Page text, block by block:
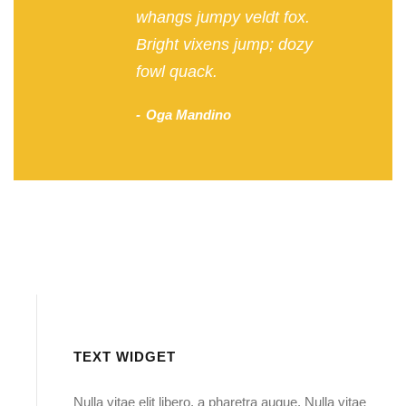
whangs jumpy veldt fox.
Bright vixens jump; dozy
fowl quack.
Oga Mandino
TEXT WIDGET
Nulla vitae elit libero, a pharetra augue. Nulla vitae